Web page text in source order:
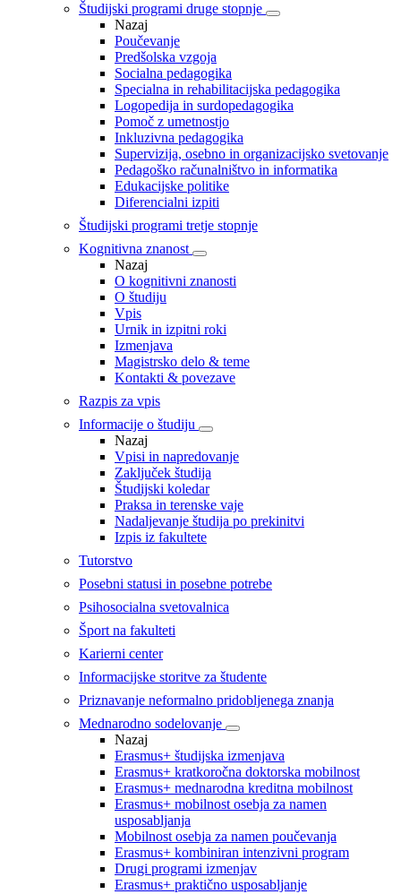
Študijski programi druge stopnje
Nazaj
Poučevanje
Predšolska vzgoja
Socialna pedagogika
Specialna in rehabilitacijska pedagogika
Logopedija in surdopedagogika
Pomoč z umetnostjo
Inkluzivna pedagogika
Supervizija, osebno in organizacijsko svetovanje
Pedagoško računalništvo in informatika
Edukacijske politike
Diferencialni izpiti
Študijski programi tretje stopnje
Kognitivna znanost
Nazaj
O kognitivni znanosti
O študiju
Vpis
Urnik in izpitni roki
Izmenjava
Magistrsko delo & teme
Kontakti & povezave
Razpis za vpis
Informacije o študiju
Nazaj
Vpisi in napredovanje
Zaključek študija
Študijski koledar
Praksa in terenske vaje
Nadaljevanje študija po prekinitvi
Izpis iz fakultete
Tutorstvo
Posebni statusi in posebne potrebe
Psihosocialna svetovalnica
Šport na fakulteti
Karierni center
Informacijske storitve za študente
Priznavanje neformalno pridobljenega znanja
Mednarodno sodelovanje
Nazaj
Erasmus+ študijska izmenjava
Erasmus+ kratkoročna doktorska mobilnost
Erasmus+ mednarodna kreditna mobilnost
Erasmus+ mobilnost osebja za namen
usposabljanja
Mobilnost osebja za namen poučevanja
Erasmus+ kombiniran intenzivni program
Drugi programi izmenjav
Erasmus+ praktično usposabljanje